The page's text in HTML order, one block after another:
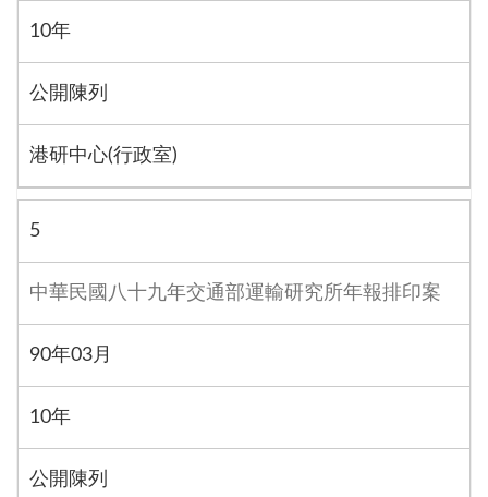
10年
公開陳列
港研中心(行政室)
5
中華民國八十九年交通部運輸研究所年報排印案
90年03月
10年
公開陳列